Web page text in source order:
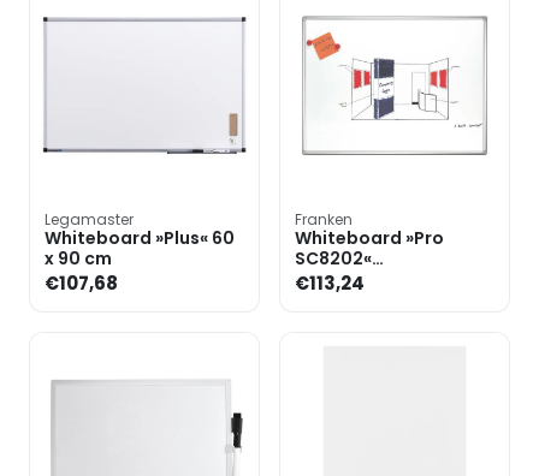
Legamaster
Whiteboard »Plus« 60
x 90 cm
€107,68
Franken
Whiteboard »Pro
SC8202«
geëmailleerd, 90 x 60
€113,24